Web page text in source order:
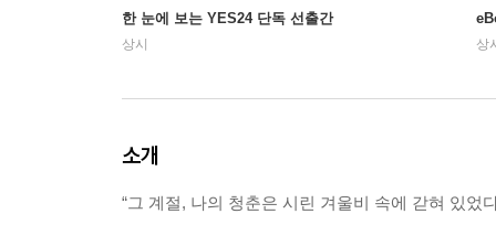
한 눈에 보는 YES24 단독 선출간
상시 상
소개
“그 계절, 나의 청춘은 시린 겨울비 속에 갇혀 있었